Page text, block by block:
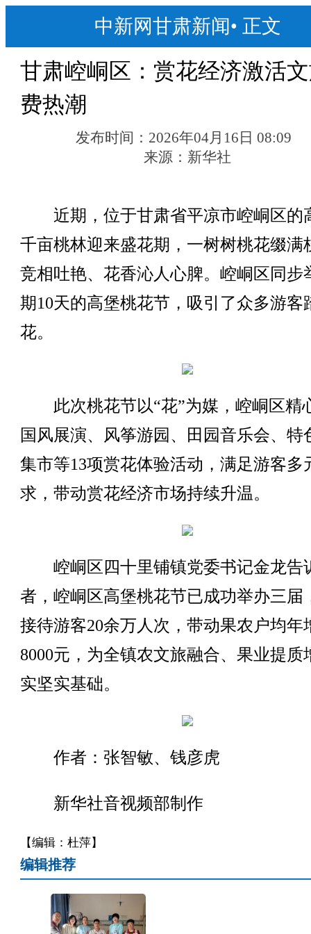
中新网甘肃新闻• 正文
甘肃崆峒区：赏花经济激活
费热潮
发布时间： 2026年04月16日 08:09
来源： 新华社
近期，位于甘肃省平凉市崆峒区的
千亩桃林迎来盛花期，一树树桃花缀满
竞相吐艳、花香沁人心脾。崆峒区同步
期10天的高堡桃花节，吸引了众多游客
花。
此次桃花节以“花”为媒，崆峒区精
国风展演、风筝游园、田园音乐会、特
集市等13项赏花体验活动，满足游客多
求，带动赏花经济市场持续升温。
崆峒区四十里铺镇党委书记金龙告
者，崆峒区高堡桃花节已成功举办三届
接待游客20余万人次，带动果农户均年
8000元，为全镇农文旅融合、果业提质
实坚实基础。
作者：张智敏、钱彦虎
新华社音视频部制作
【编辑：杜萍】
编辑推荐